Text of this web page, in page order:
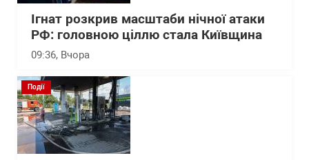
Ігнат розкрив масштаби нічної атаки
РФ: головною ціллю стала Київщина
09:36, Вчора
Події